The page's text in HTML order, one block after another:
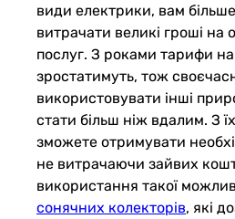
види електрики, вам
витрачати великі гроші на
послуг. З роками тарифи на
зростатимуть, тож
використовувати інші
стати більш ніж вдалим. З
зможете отримувати
не витрачаючи зайвих
використання такої
сонячних колекторів, які